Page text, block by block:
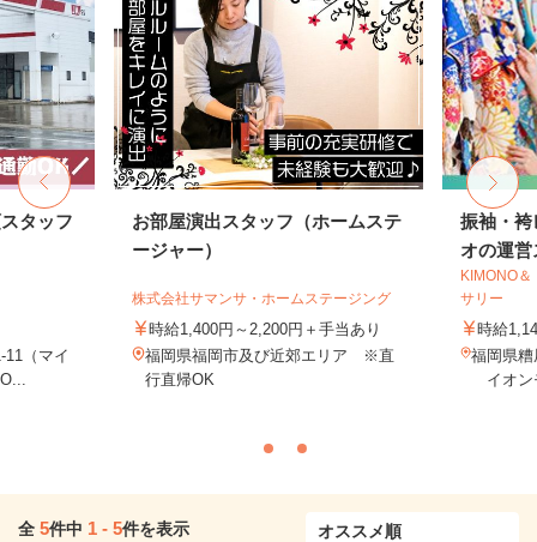
タッフ
（マイ
お部屋演出スタッフ（ホームステ
ージャー）
株式会社サマンサ・ホームステージング
時給1,400円～2,200円＋手当あり
福岡県福岡市及び近郊エリア ※直
行直帰OK
振袖・袴
オの運営
KIMONO
サリー
時給
福岡県糟
イオン
全 5件中 1 - 5件を表示